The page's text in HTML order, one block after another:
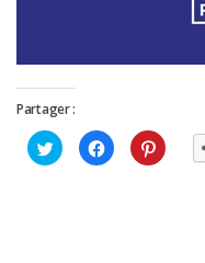
Partager :
Cliquez
pour
partager
Cliquez
pour
partager
Cliquez
pour